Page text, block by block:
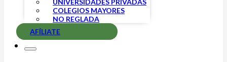
UNIVERSIDADES PRIVADAS
COLEGIOS MAYORES
NO REGLADA
AFÍLIATE
¿Qué defendemos?
Declaración de principios
Contacte con FSIE Madrid